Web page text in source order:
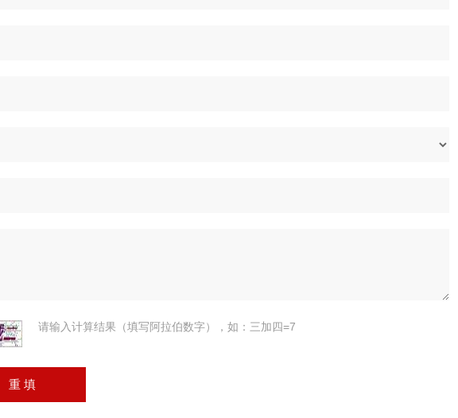
请输入计算结果（填写阿拉伯数字），如：三加四=7